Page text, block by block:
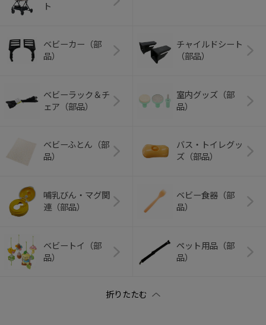
ト
ベビーカー（部
品）
チャイルドシート
（部品）
ベビーラック＆チ
ェア（部品）
室内グッズ（部
品）
ベビーふとん（部
品）
バス・トイレグッ
ズ（部品）
哺乳びん・マグ関
連（部品）
ベビー食器（部
品）
ベビートイ（部
品）
ペット用品（部
品）